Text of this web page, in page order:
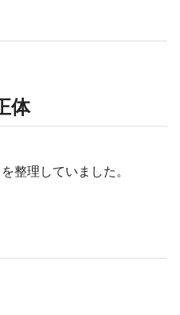
体
整理していました。